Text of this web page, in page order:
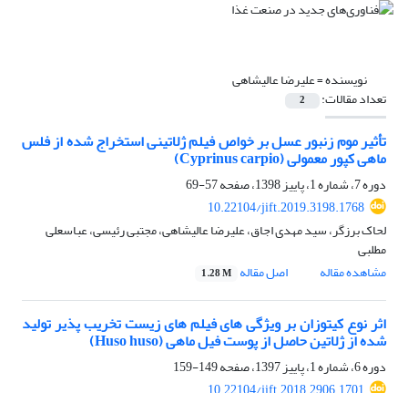
نویسنده =علیرضا عالیشاهی
تعداد مقالات: 2
تأثیر موم زنبور عسل بر خواص فیلم ژلاتینی استخراج شده از فلس
ماهی کپور معمولی (Cyprinus carpio)
دوره 7، شماره 1، پاییز 1398، صفحه
57-69
10.22104/jift.2019.3198.1768
لحاک برزگر، سید مهدی اجاق، علیرضا عالیشاهی، مجتبی رئیسی، عباسعلی
مطلبی
مشاهده مقاله
اصل مقاله 1.28 M
اثر نوع کیتوزان بر ویژگی های فیلم های زیست تخریب پذیر تولید
شده از ژلاتین حاصل از پوست فیل ماهی (Huso huso)
دوره 6، شماره 1، پاییز 1397، صفحه
149-159